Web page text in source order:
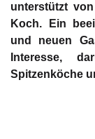
unterstützt
Koch. Ein
und neuen
Interesse,
Spitzenköche